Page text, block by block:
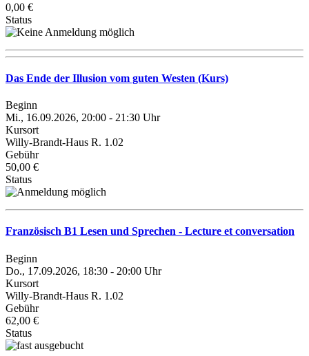
0,00 €
Status
Das Ende der Illusion vom guten Westen (Kurs)
Beginn
Mi., 16.09.2026, 20:00 - 21:30 Uhr
Kursort
Willy-Brandt-Haus R. 1.02
Gebühr
50,00 €
Status
Französisch B1 Lesen und Sprechen - Lecture et conversation
Beginn
Do., 17.09.2026, 18:30 - 20:00 Uhr
Kursort
Willy-Brandt-Haus R. 1.02
Gebühr
62,00 €
Status